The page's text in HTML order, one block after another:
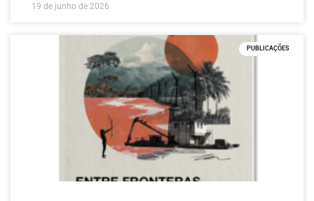
19 de junho de 2026
PUBLICAÇÕES